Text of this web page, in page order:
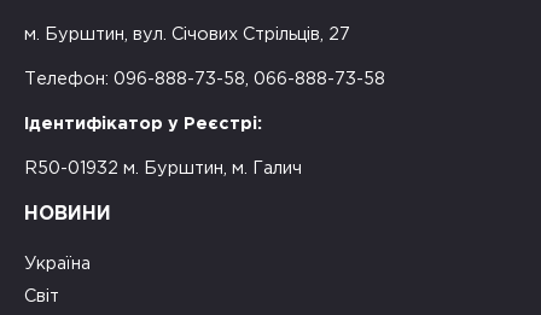
м. Бурштин, вул. Січових Стрільців, 27
Телефон: 096-888-73-58, 066-888-73-58
Ідентифікатор у Реєстрі:
R50-01932 м. Бурштин, м. Галич
НОВИНИ
Україна
Світ